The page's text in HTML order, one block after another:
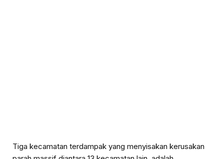
Tiga kecamatan terdampak yang menyisakan kerusakan